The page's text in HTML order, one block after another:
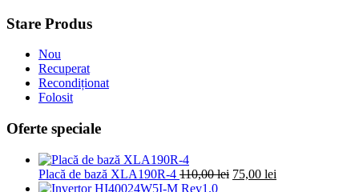
Stare Produs
Nou
Recuperat
Recondiționat
Folosit
Oferte speciale
Placă de bază XLA190R-4 110,00lei Prețul
75,00 lei